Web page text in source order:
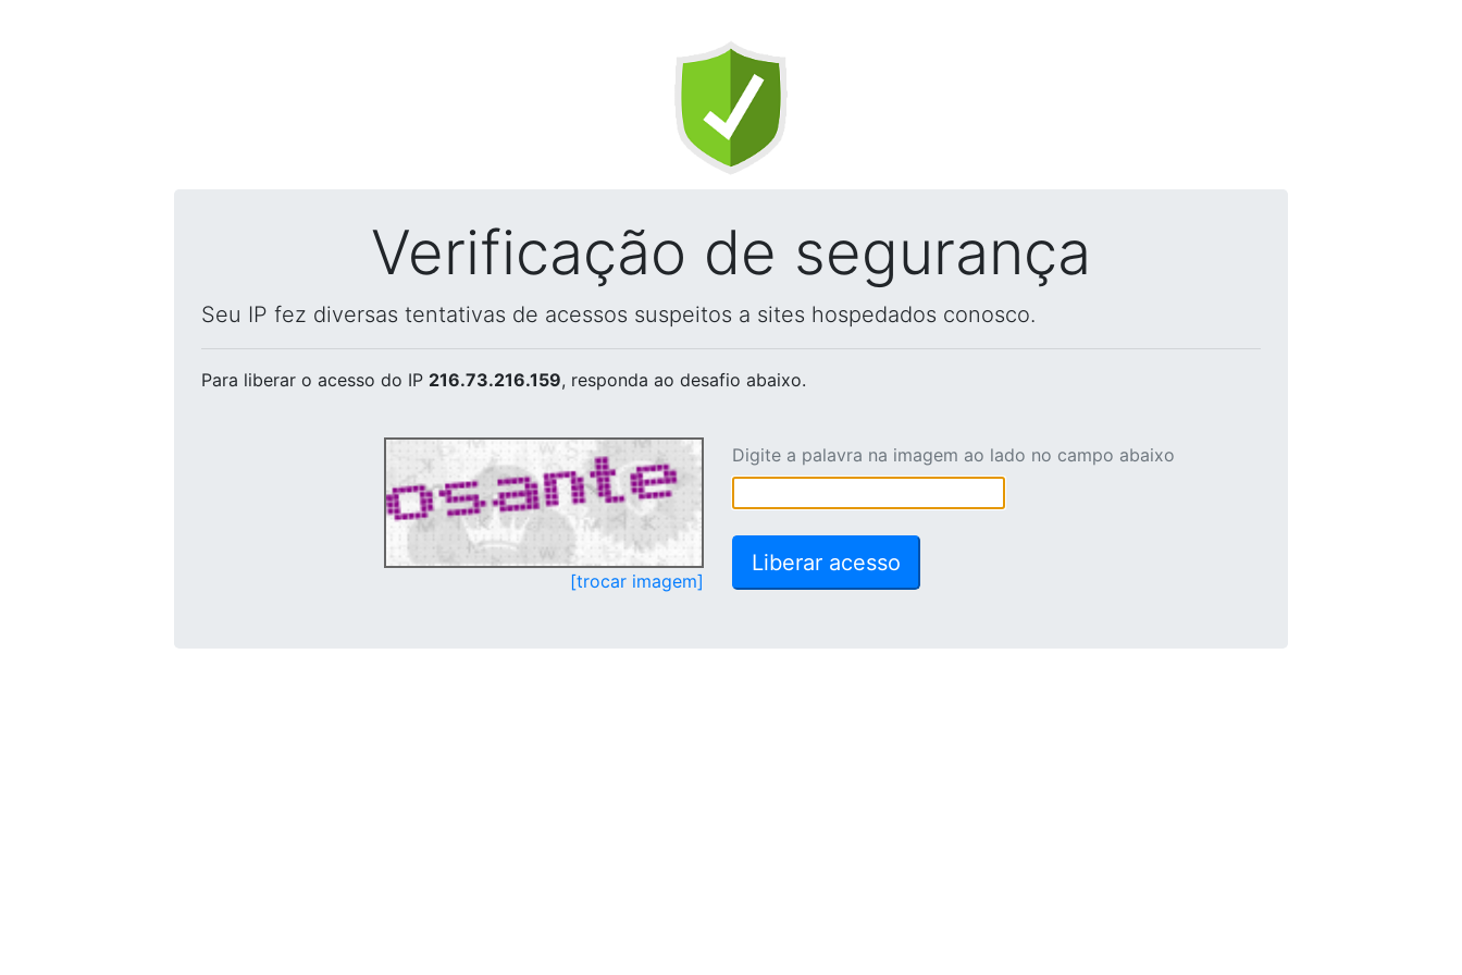
Verificação de segurança
Seu IP fez diversas tentativas de acessos suspeitos a sites hospedados conosco.
Para liberar o acesso do IP 216.73.216.159, responda ao desafio abaixo.
[trocar imagem]
Digite a palavra na imagem ao lado no campo abaixo